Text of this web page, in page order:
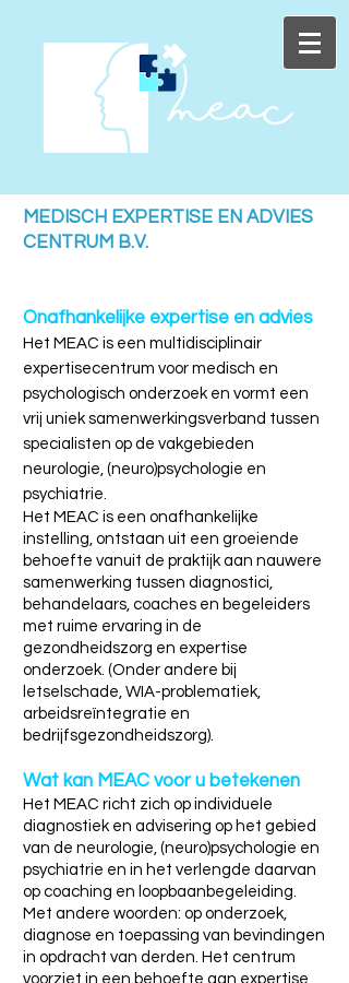
MEDISCH EXPERTISE EN ADVIES
CENTRUM B.V.
Onafhankelijke expertise en advies
Het MEAC is een multidisciplinair
expertisecentrum voor medisch en
psychologisch onderzoek en vormt een
vrij uniek samenwerkingsverband tussen
specialisten op de vakgebieden
neurologie, (neuro)psychologie en
psychiatrie.
Het MEAC is een onafhankelijke
instelling, ontstaan uit een groeiende
behoefte vanuit de praktijk aan nauwere
samenwerking tussen diagnostici,
behandelaars, coaches en begeleiders
met ruime ervaring in de
gezondheidszorg en expertise
onderzoek. (Onder andere bij
letselschade, WIA-problematiek,
arbeidsreïntegratie en
bedrijfsgezondheidszorg).
Wat kan MEAC voor u betekenen
Het MEAC richt zich op individuele
diagnostiek en advisering op het gebied
van de neurologie, (neuro)psychologie en
psychiatrie en in het verlengde daarvan
op coaching en loopbaanbegeleiding.
Met andere woorden: op onderzoek,
diagnose en toepassing van bevindingen
in opdracht van derden. Het centrum
voorziet in een behoefte aan expertise